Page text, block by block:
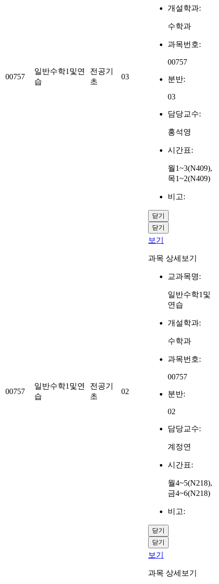
00757
일반수학1및연
습
전공기
초
03
개설학과:
수학과
과목번호:
00757
분반:
03
담당교수:
홍석영
시간표:
월1~3(N409),
목1~2(N409)
비고:
닫기
닫기
00757
일반수학1및연
습
전공기
초
02
보기
과목 상세보기
교과목명:
일반수학1및
연습
개설학과:
수학과
과목번호:
00757
분반:
02
담당교수:
계정연
시간표:
월4~5(N218),
금4~6(N218)
비고:
닫기
닫기
보기
과목 상세보기